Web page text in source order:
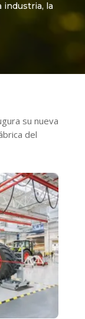
industria, la
su nueva
del